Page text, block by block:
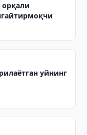
орқали
уйнинг